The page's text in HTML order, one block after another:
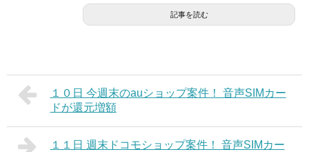
記事を読む
１０日 今週末のauショップ案件！ 音声SIMカー
ドが還元増額
１１日 週末ドコモショップ案件！ 音声SIMカー